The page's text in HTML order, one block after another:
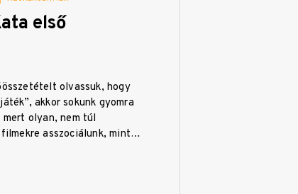
első
olvassuk, hogy
akkor sokunk gyomra
mert olyan, nem túl
asszociálunk, mint…